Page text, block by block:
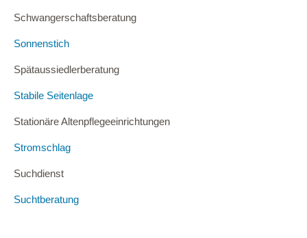
Schwangerschaftsberatung
Sonnenstich
Spätaussiedlerberatung
Stabile Seitenlage
Stationäre Altenpflegeeinrichtungen
Stromschlag
Suchdienst
Suchtberatung